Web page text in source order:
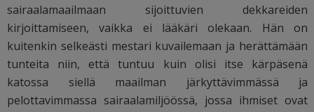
sairaalamaailmaan sijoittuvien dekkareiden
kirjoittamiseen, vaikka ei lääkäri olekaan. Hän on
kuitenkin selkeästi mestari kuvailemaan ja herättämään
tunteita niin, että tuntuu kuin olisi itse kärpäsenä
katossa siellä maailman järkyttävimmässä ja
pelottavimmassa sairaalamiljöössä, jossa ihmiset ovat